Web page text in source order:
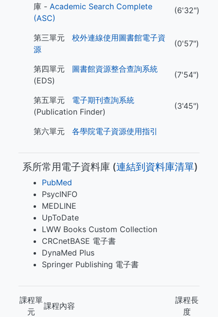
庫 - Academic Search Complete
(ASC)
(6'32")
第三單元 校外連線使用圖書館電子資
源
(0'57")
第四單元 圖書館資源整合查詢系統
(EDS)
(7'54")
第五單元 電子期刊查詢系統
(Publication Finder)
(3'45")
第六單元 各學院電子資源使用指引
系所常用電子資料庫 (​​​連結到資料庫清單)
PubMed
PsycINFO
MEDLINE
UpToDate
LWW Books Custom Collection
CRCnetBASE 電子書
DynaMed Plus
Springer Publishing 電子書
課程單
元
課程內容
課程長
度